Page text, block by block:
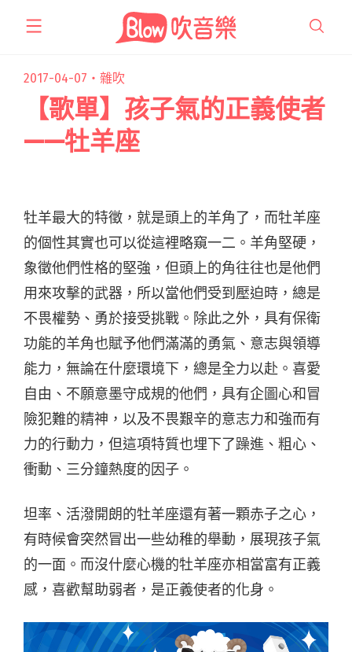
2017-04-07・ 雜吹
【歌單】孩子氣的正義使者
——牡羊座
牡羊最大的特徵，就是頭上的羊角了，而牡羊座
的個性其實也可以從這裡略窺一二。羊角堅硬，
象徵他們性格的堅強，但頭上的角往往也是他們
用來攻擊的武器，所以當他們受到壓迫時，總是
不畏權勢、勇於接受挑戰。除此之外，具有保衛
功能的羊角也賦予他們滿滿的勇氣、意志與領導
能力，無論在什麼環境下，總是全力以赴。喜愛
自由、不願意墨守成規的他們，具有企圖心和冒
險犯難的精神，以及不畏艱辛的意志力和強而有
力的行動力，但這項特質也埋下了躁進、粗心、
衝動、三分鐘熱度的因子。
坦率、活潑開朗的牡羊座還有著一顆赤子之心，
有時候會突然冒出一些幼稚的舉動，展現孩子氣
的一面。而沒什麼心機的牡羊座亦相當富有正義
感，喜歡幫助弱者，是正義使者的化身。